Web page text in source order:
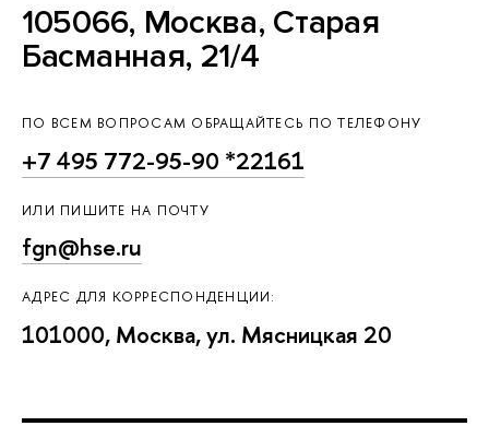
105066, Москва, Старая
Басманная, 21/4
ПО ВСЕМ ВОПРОСАМ ОБРАЩАЙТЕСЬ ПО ТЕЛЕФОНУ
+7 495 772-95-90 *22161
ИЛИ ПИШИТЕ НА ПОЧТУ
fgn@hse.ru
АДРЕС ДЛЯ КОРРЕСПОНДЕНЦИИ:
101000, Москва, ул. Мясницкая 20